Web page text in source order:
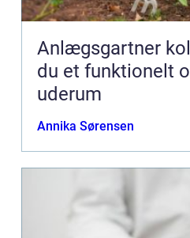
Anlægsgartner kolding
du et funktionelt
uderum
Annika Sørensen